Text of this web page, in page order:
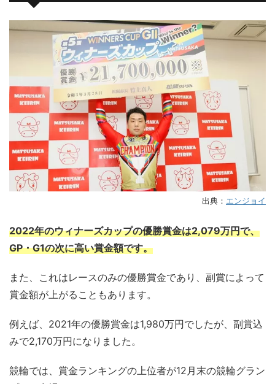
出典： エンジョイ
2022年のウィナーズカップの優勝賞金は2,079万円で、
GP・G1の次に高い賞金額です。
また、これはレースのみの優勝賞金であり、副賞によって
賞金額が上がることもあります。
例えば、2021年の優勝賞金は1,980万円でしたが、副賞込
みで2,170万円になりました。
競輪では、賞金ランキングの上位者が12月末の競輪グラン